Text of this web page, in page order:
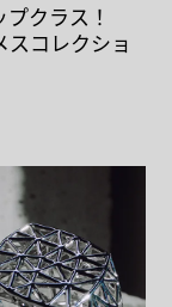
クラス！
コレクショ